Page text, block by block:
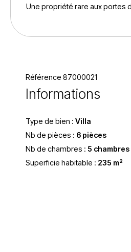
Une propriété rare aux portes
Référence 87000021
Informations
Type de bien : Villa
Nb de pièces : 6 pièces
Nb de chambres : 5 chambres
Superficie habitable : 235 m²